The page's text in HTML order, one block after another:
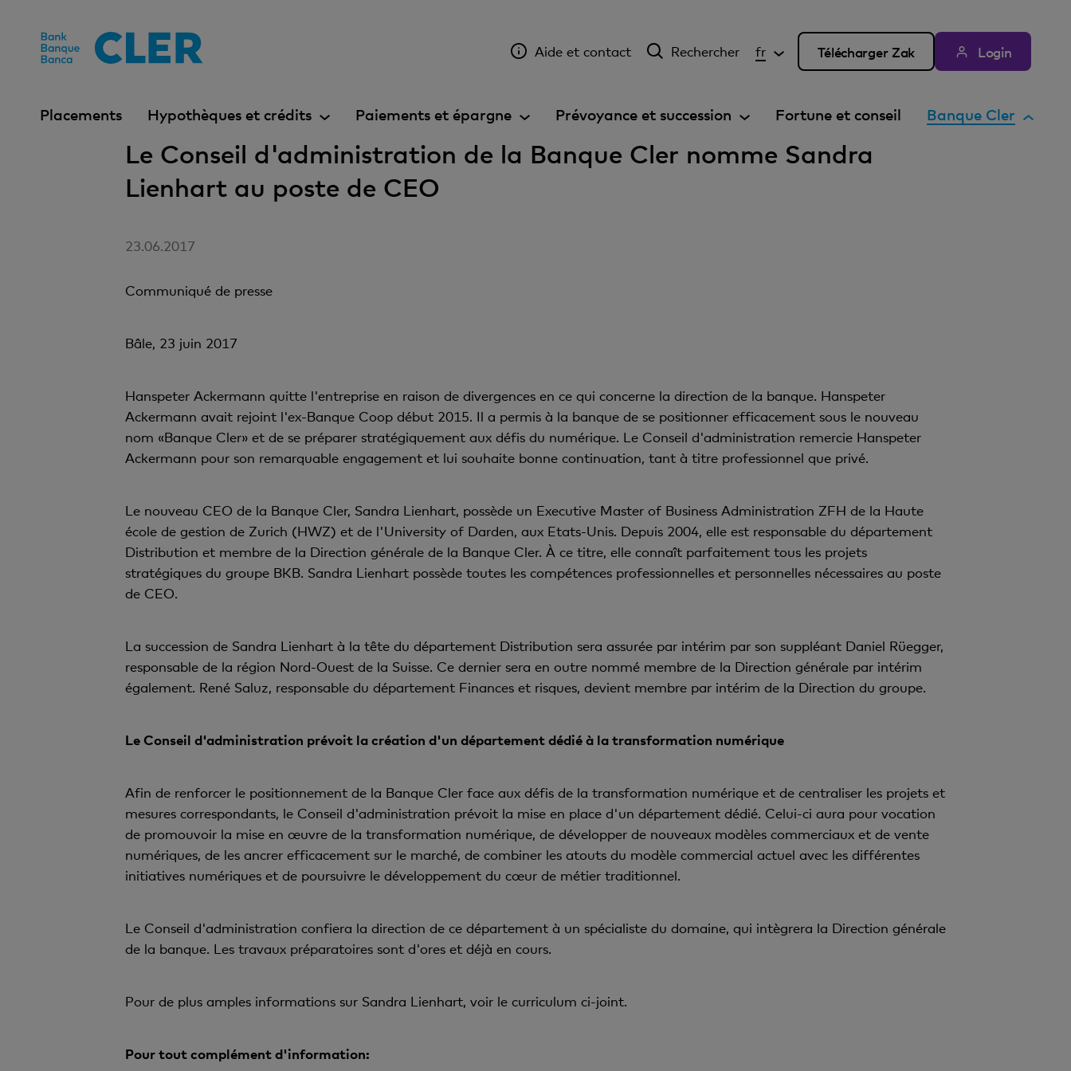
Aide et contact Rechercher fr Télécharger Zak Login
Placements Hypothèques et crédits Paiements et épargne Prévoyance et succession Fortune et conseil Banque Cler
Le Conseil d'administration de la Banque Cler nomme Sandra
Lienhart au poste de CEO
23.06.2017
Communiqué de presse
Bâle, 23 juin 2017
Hanspeter Ackermann quitte l'entreprise en raison de divergences en ce qui concerne la direction de la banque. Hanspeter
Ackermann avait rejoint l'ex-Banque Coop début 2015. Il a permis à la banque de se positionner efficacement sous le nouveau
nom «Banque Cler» et de se préparer stratégiquement aux défis du numérique. Le Conseil d'administration remercie Hanspeter
Ackermann pour son remarquable engagement et lui souhaite bonne continuation, tant à titre professionnel que privé.
Le nouveau CEO de la Banque Cler, Sandra Lienhart, possède un Executive Master of Business Administration ZFH de la Haute
école de gestion de Zurich (HWZ) et de l'University of Darden, aux Etats-Unis. Depuis 2004, elle est responsable du département
Distribution et membre de la Direction générale de la Banque Cler. À ce titre, elle connaît parfaitement tous les projets
stratégiques du groupe BKB. Sandra Lienhart possède toutes les compétences professionnelles et personnelles nécessaires au poste
de CEO.
La succession de Sandra Lienhart à la tête du département Distribution sera assurée par intérim par son suppléant Daniel Rüegger,
responsable de la région Nord-Ouest de la Suisse. Ce dernier sera en outre nommé membre de la Direction générale par intérim
également. René Saluz, responsable du département Finances et risques, devient membre par intérim de la Direction du groupe.
Le Conseil d'administration prévoit la création d'un département dédié à la transformation numérique
Afin de renforcer le positionnement de la Banque Cler face aux défis de la transformation numérique et de centraliser les projets et
mesures correspondants, le Conseil d'administration prévoit la mise en place d'un département dédié. Celui-ci aura pour vocation
de promouvoir la mise en œuvre de la transformation numérique, de développer de nouveaux modèles commerciaux et de vente
numériques, de les ancrer efficacement sur le marché, de combiner les atouts du modèle commercial actuel avec les différentes
initiatives numériques et de poursuivre le développement du cœur de métier traditionnel.
Le Conseil d'administration confiera la direction de ce département à un spécialiste du domaine, qui intègrera la Direction générale
de la banque. Les travaux préparatoires sont d'ores et déjà en cours.
Pour de plus amples informations sur Sandra Lienhart, voir le curriculum ci-joint.
Pour tout complément d'information: